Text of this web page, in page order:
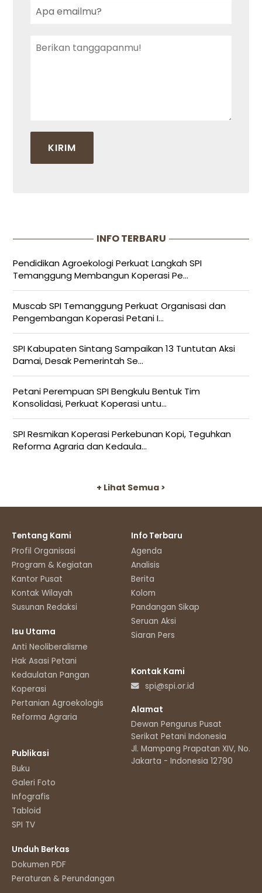
INFO TERBARU
Pendidikan Agroekologi Perkuat Langkah SPI
Temanggung Membangun Koperasi Pe...
Muscab SPI Temanggung Perkuat Organisasi dan
Pengembangan Koperasi Petani I...
SPI Kabupaten Sintang Sampaikan 13 Tuntutan Aksi
Damai, Desak Pemerintah Se...
Petani Perempuan SPI Bengkulu Bentuk Tim
Konsolidasi, Perkuat Koperasi untu...
SPI Resmikan Koperasi Perkebunan Kopi, Teguhkan
Reforma Agraria dan Kedaula...
+ Lihat Semua >
Tentang Kami
Profil Organisasi
Program & Kegiatan
Kantor Pusat
Kontak Wilayah
Susunan Redaksi
Isu Utama
Anti Neoliberalisme
Hak Asasi Petani
Kedaulatan Pangan
Koperasi
Pertanian Agroekologis
Reforma Agraria
Publikasi
Buku
Galeri Foto
Infografis
Tabloid
SPI TV
Unduh Berkas
Dokumen PDF
Peraturan & Perundangan
Info Terbaru
Agenda
Analisis
Berita
Kolom
Pandangan Sikap
Seruan Aksi
Siaran Pers
Kontak Kami
spi@spi.or.id
Alamat
Dewan Pengurus Pusat
Serikat Petani Indonesia
Jl. Mampang Prapatan XIV, No.11
Jakarta - Indonesia 12790